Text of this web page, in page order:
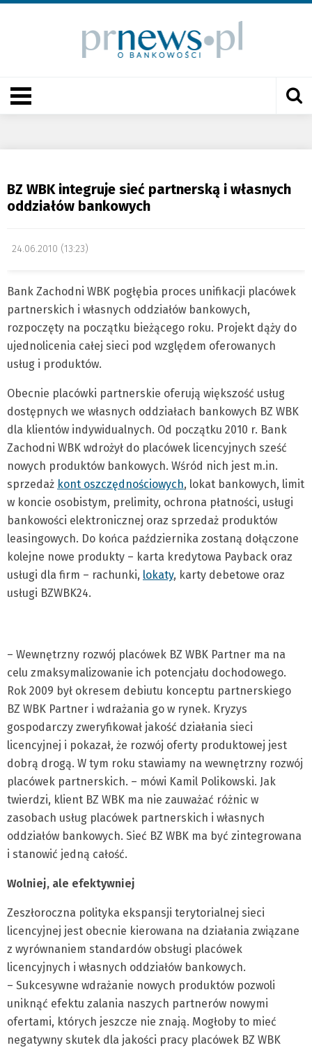
BZ WBK integruje sieć partnerską i własnych
oddziałów bankowych
24.06.2010 (13:23)
Bank Zachodni WBK pogłębia proces unifikacji placówek
partnerskich i własnych oddziałów bankowych,
rozpoczęty na początku bieżącego roku. Projekt dąży do
ujednolicenia całej sieci pod względem oferowanych
usług i produktów.
Obecnie placówki partnerskie oferują większość usług
dostępnych we własnych oddziałach bankowych BZ WBK
dla klientów indywidualnych. Od początku 2010 r. Bank
Zachodni WBK wdrożył do placówek licencyjnych sześć
nowych produktów bankowych. Wśród nich jest m.in.
sprzedaż kont oszczędnościowych, lokat bankowych, limit
w koncie osobistym, prelimity, ochrona płatności, usługi
bankowości elektronicznej oraz sprzedaż produktów
leasingowych. Do końca października zostaną dołączone
kolejne nowe produkty – karta kredytowa Payback oraz
usługi dla firm – rachunki, lokaty, karty debetowe oraz
usługi BZWBK24.
– Wewnętrzny rozwój placówek BZ WBK Partner ma na
celu zmaksymalizowanie ich potencjału dochodowego.
Rok 2009 był okresem debiutu konceptu partnerskiego
BZ WBK Partner i wdrażania go w rynek. Kryzys
gospodarczy zweryfikował jakość działania sieci
licencyjnej i pokazał, że rozwój oferty produktowej jest
dobrą drogą. W tym roku stawiamy na wewnętrzny rozwój
placówek partnerskich. – mówi Kamil Polikowski. Jak
twierdzi, klient BZ WBK ma nie zauważać różnic w
zasobach usług placówek partnerskich i własnych
oddziałów bankowych. Sieć BZ WBK ma być zintegrowana
i stanowić jedną całość.
Wolniej, ale efektywniej
Zeszłoroczna polityka ekspansji terytorialnej sieci
licencyjnej jest obecnie kierowana na działania związane
z wyrównaniem standardów obsługi placówek
licencyjnych i własnych oddziałów bankowych.
– Sukcesywne wdrażanie nowych produktów pozwoli
uniknąć efektu zalania naszych partnerów nowymi
ofertami, których jeszcze nie znają. Mogłoby to mieć
negatywny skutek dla jakości pracy placówek BZ WBK